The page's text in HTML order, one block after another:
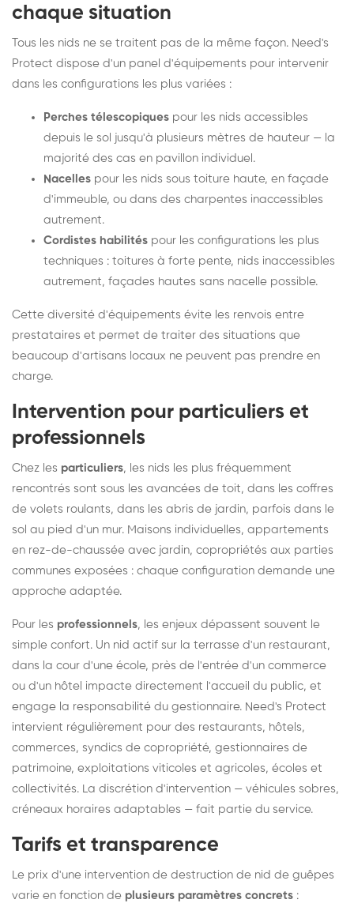
chaque situation
Tous les nids ne se traitent pas de la même façon. Need's
Protect dispose d'un panel d'équipements pour intervenir
dans les configurations les plus variées :
Perches télescopiques pour les nids accessibles
depuis le sol jusqu'à plusieurs mètres de hauteur — la
majorité des cas en pavillon individuel.
Nacelles pour les nids sous toiture haute, en façade
d'immeuble, ou dans des charpentes inaccessibles
autrement.
Cordistes habilités pour les configurations les plus
techniques : toitures à forte pente, nids inaccessibles
autrement, façades hautes sans nacelle possible.
Cette diversité d'équipements évite les renvois entre
prestataires et permet de traiter des situations que
beaucoup d'artisans locaux ne peuvent pas prendre en
charge.
Intervention pour particuliers et
professionnels
Chez les particuliers, les nids les plus fréquemment
rencontrés sont sous les avancées de toit, dans les coffres
de volets roulants, dans les abris de jardin, parfois dans le
sol au pied d'un mur. Maisons individuelles, appartements
en rez-de-chaussée avec jardin, copropriétés aux parties
communes exposées : chaque configuration demande une
approche adaptée.
Pour les professionnels, les enjeux dépassent souvent le
simple confort. Un nid actif sur la terrasse d'un restaurant,
dans la cour d'une école, près de l'entrée d'un commerce
ou d'un hôtel impacte directement l'accueil du public, et
engage la responsabilité du gestionnaire. Need's Protect
intervient régulièrement pour des restaurants, hôtels,
commerces, syndics de copropriété, gestionnaires de
patrimoine, exploitations viticoles et agricoles, écoles et
collectivités. La discrétion d'intervention — véhicules sobres,
créneaux horaires adaptables — fait partie du service.
Tarifs et transparence
Le prix d'une intervention de destruction de nid de guêpes
varie en fonction de plusieurs paramètres concrets :